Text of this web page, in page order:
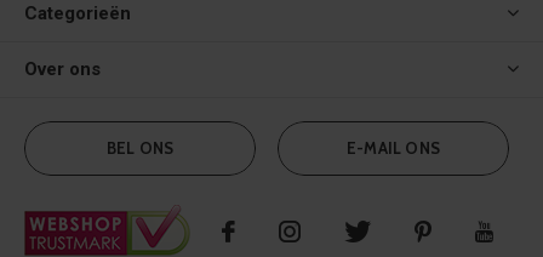
Categorieën
Over ons
BEL ONS E-MAIL ONS